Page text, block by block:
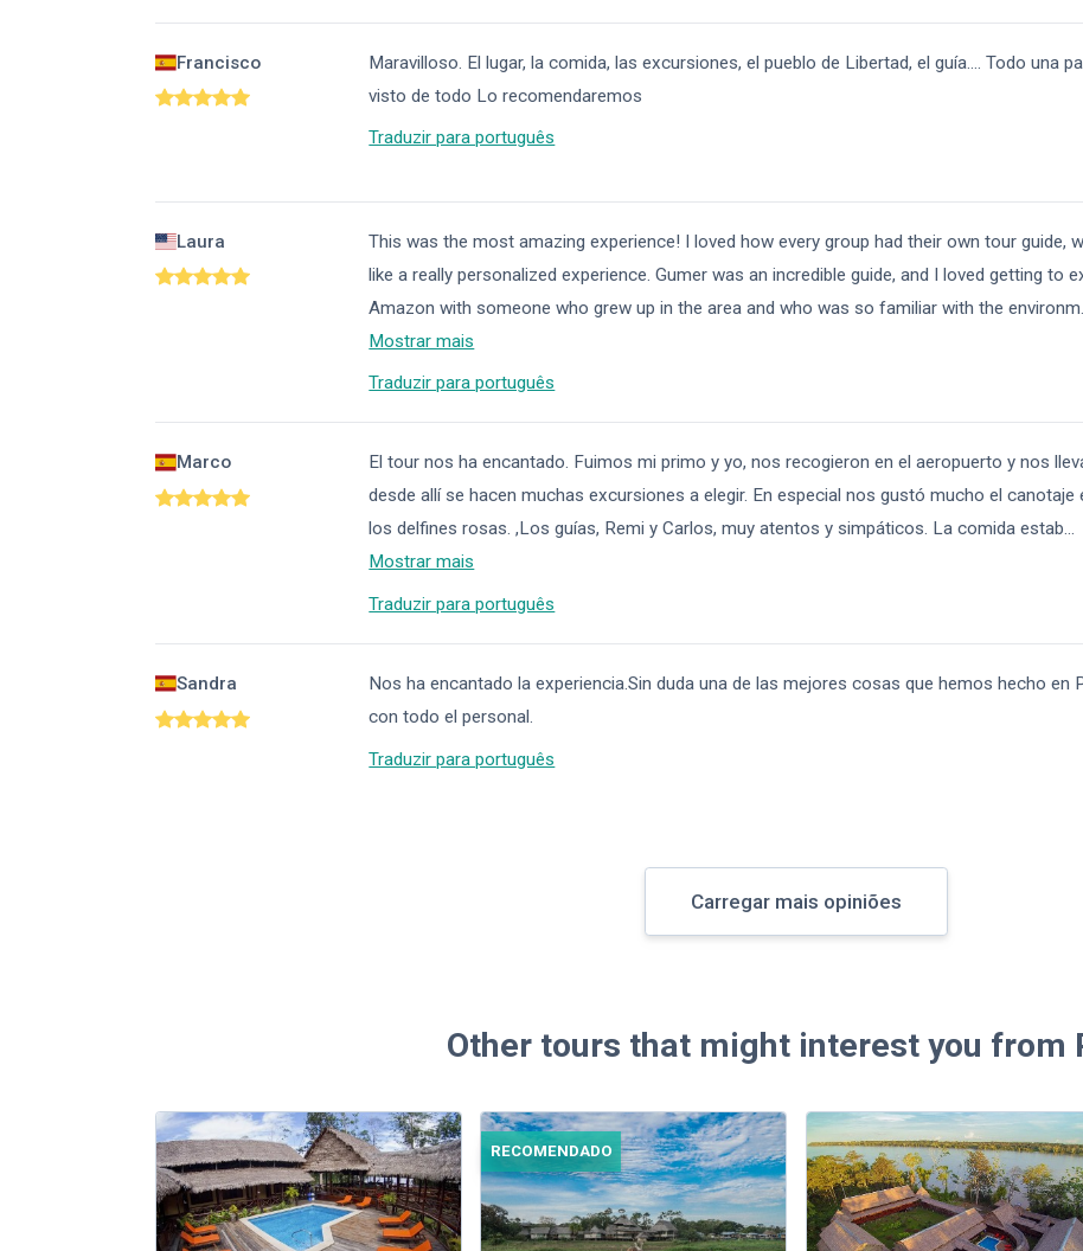
Francisco
Maravilloso. El lugar, la comida, las excursiones, el pueblo de Libertad, el guía.... Todo una
visto de todo Lo recomendaremos
Traduzir para português
Laura
This was the most amazing experience! I loved how every group had their own tour guide,
like a really personalized experience. Gumer was an incredible guide, and I loved getting to
Amazon with someone who grew up in the area and who was so familiar with the environm
Mostrar mais
Traduzir para português
Marco
El tour nos ha encantado. Fuimos mi primo y yo, nos recogieron en el aeropuerto y nos
desde allí se hacen muchas excursiones a elegir. En especial nos gustó mucho el canotaje
los delfines rosas. ,Los guías, Remi y Carlos, muy atentos y simpáticos. La comida estab...
Mostrar mais
Traduzir para português
Sandra
Nos ha encantado la experiencia.Sin duda una de las mejores cosas que hemos hecho en
con todo el personal.
Traduzir para português
Carregar mais opiniões
Other tours that might interest you from
RECOMENDADO